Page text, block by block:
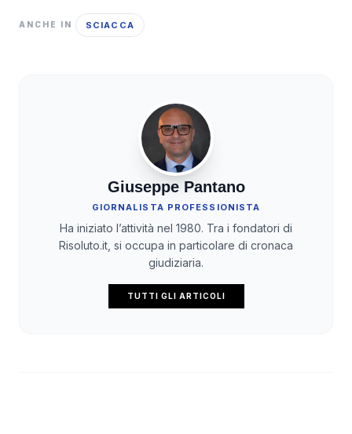
ANCHE IN SCIACCA
Giuseppe Pantano
GIORNALISTA PROFESSIONISTA
Ha iniziato l’attività nel 1980. Tra i fondatori di
Risoluto.it, si occupa in particolare di cronaca
giudiziaria.
TUTTI GLI ARTICOLI